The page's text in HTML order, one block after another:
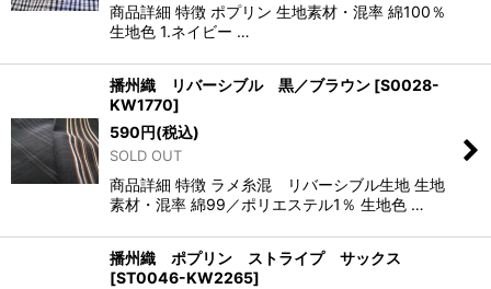
商品詳細 特徴 ポプリン 生地素材・混率 綿100％
生地色 1.ネイビー …
播州織 リバーシブル 黒／ブラウン [S0028-
KW1770]
590円(税込)
SOLD OUT
商品詳細 特徴 ラメ糸混 リバーシブル生地 生地
素材・混率 綿99／ポリエステル1％ 生地色 …
播州織 ポプリン ストライプ サックス
[ST0046-KW2265]